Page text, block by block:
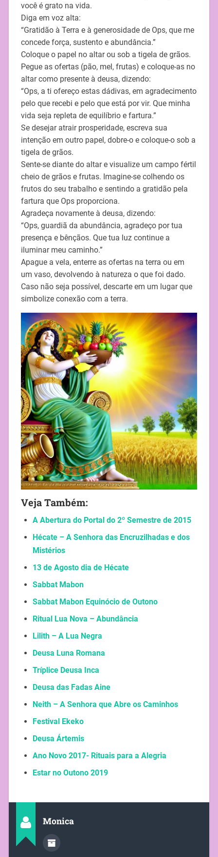
você é grato na vida.
Diga em voz alta:
“Gratidão à Terra e à generosidade de Ops, que me
concede força, sustento e abundância.”
Coloque o papel no altar ou sob a tigela de grãos.
Pegue as ofertas (pão, mel, frutas) e coloque-as no
altar como presente à deusa, dizendo:
“Ops, a ti ofereço estas dádivas, em agradecimento
pelo que recebi e pelo que está por vir. Que minha
vida seja repleta de equilíbrio e fartura.”
Se desejar atrair prosperidade, escreva sua
intenção em outro papel, dobre-o e coloque-o sob a
tigela de grãos.
Sente-se diante do altar e visualize um campo fértil
cheio de grãos e frutas. Imagine-se colhendo os
frutos do seu trabalho e sentindo a gratidão pela
fartura que Ops proporciona.
Agradeça novamente à deusa, dizendo:
“Ops, guardiã da abundância, agradeço por tua
presença e bênçãos. Que tua luz continue a
iluminar meu caminho.”
Apague a vela, enterre as ofertas na terra ou em
um vaso, devolvendo à natureza o que foi dado.
Caso não seja possível, descarte em um lugar que
simbolize conexão com a terra.
Veja Também:
A Abertura do Portal do 2º Semestre de 2015
Hécate – A Senhora das Encruzilhadas e dos
Mistérios
13 de Agosto dia de Hécate
Sabbat Mabon
Sabbat Mabon Equinócio de Outono
Ritual Lua Nova – Abundância
Lilith – A Lua Negra
Deusa Luna Romana
Tríplice Deusa Inca
Deusa das Fadas Aine
Neith – A Senhora que Abre os Caminhos
Festival Ekeko
Deusa Ártemis
Ano Novo 2017- Rituais para a Alegria
Estar no Outono 2019
Monica